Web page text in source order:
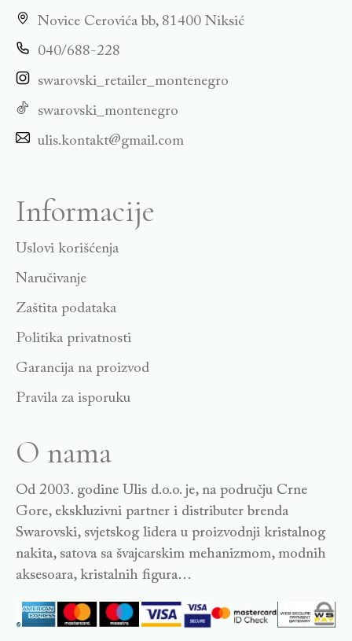
Novice Cerovića bb, 81400 Niksić
040/688-228
swarovski_retailer_montenegro
swarovski_montenegro
ulis.kontakt@gmail.com
Informacije
Uslovi korišćenja
Naručivanje
Zaštita podataka
Politika privatnosti
Garancija na proizvod
Pravila za isporuku
O nama
Od 2003. godine Ulis d.o.o. je, na području Crne
Gore, ekskluzivni partner i distributer brenda
Swarovski, svjetskog lidera u proizvodnji kristalnog
nakita, satova sa švajcarskim mehanizmom, modnih
aksesoara, kristalnih figura…